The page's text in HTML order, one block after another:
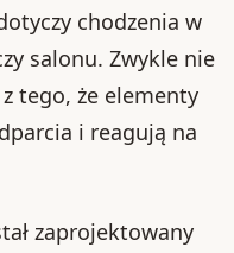
chodzenia w
salonu. Zwykle nie
tego, że elementy
i reagują na
zaprojektowany